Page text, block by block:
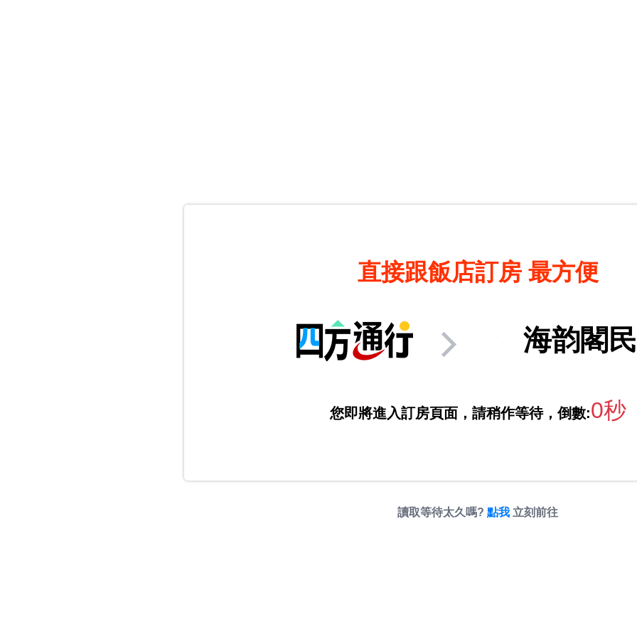
直接跟飯店訂房 最方便
海韵閣
您即將進入訂房頁面，請稍作等待，倒數:0秒
讀取等待太久嗎? 點我 立刻前往